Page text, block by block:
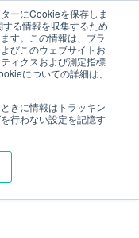
ーにCookieを保存しま
る情報を収集するため
す。この情報は、ブラ
びこのウェブサイトお
ィクスおよび測定指標
についての詳細は、
きに情報はトラッキン
行わない設定を記憶す
ら